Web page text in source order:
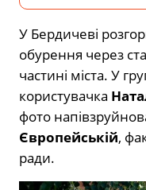
У Бердичеві
обурення через
частині міста. У
користувачка
фото
Європейській,
ради.